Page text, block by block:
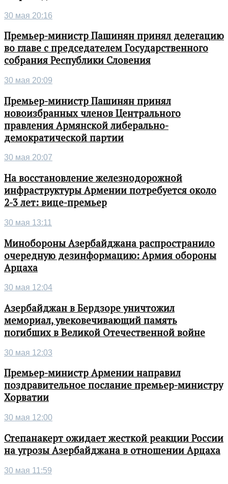
30 мая 20:16
Премьер-министр Пашинян принял делегацию
во главе с председателем Государственного
собрания Республики Словения
30 мая 20:09
Премьер-министр Пашинян принял
новоизбранных членов Центрального
правления Армянской либерально-
демократической партии
30 мая 20:07
На восстановление железнодорожной
инфраструктуры Армении потребуется около
2-3 лет: вице-премьер
30 мая 13:11
Минобороны Азербайджана распространило
очередную дезинформацию: Армия обороны
Арцаха
30 мая 12:04
Азербайджан в Бердзоре уничтожил
мемориал, увековечивающий память
погибших в Великой Отечественной войне
30 мая 12:03
Премьер-министр Армении направил
поздравительное послание премьер-министру
Хорватии
30 мая 12:00
Степанакерт ожидает жесткой реакции России
на угрозы Азербайджана в отношении Арцаха
30 мая 11:59